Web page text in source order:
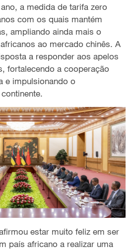
a medida de tarifa zero
com os quais mantém
ampliando ainda mais o
ao mercado chinês. A
a responder aos apelos
fortalecendo a cooperação
e impulsionando o
estar muito feliz em ser
país africano a realizar uma